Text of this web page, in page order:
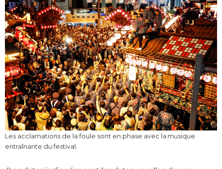
Les acclamations de la foule sont en phase avec la musique
entraînante du festival.